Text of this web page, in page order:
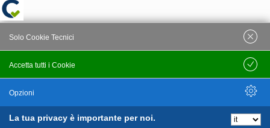
La tua privacy è importante per noi.
Accetta tutti i Cookie
Solo Cookie Tecnici
Salva
Opzioni
Nascondi Opzioni